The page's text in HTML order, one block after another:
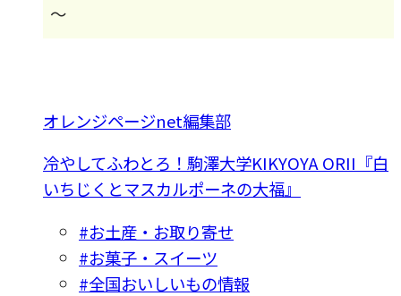
～
オレンジページnet編集部
冷やしてふわとろ！駒澤大学KIKYOYA ORII『白
いちじくとマスカルポーネの大福』
#お土産・お取り寄せ
#お菓子・スイーツ
#全国おいしいもの情報